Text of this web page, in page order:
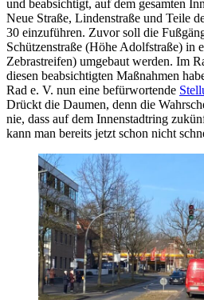
und beabsichtigt, auf dem gesamten
Neue Straße, Lindenstraße und Teile
30 einzuführen. Zuvor soll die
Schützenstraße (Höhe Adolfstraße) in
Zebrastreifen) umgebaut werden. Im
diesen beabsichtigten Maßnahmen
Rad e. V. nun eine befürwortende
Drückt die Daumen, denn die
nie, dass auf dem Innenstadtring
kann man bereits jetzt schon nicht